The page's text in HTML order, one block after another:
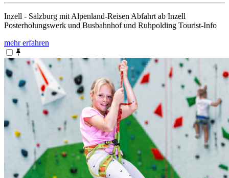
Inzell - Salzburg mit Alpenland-Reisen Abfahrt ab Inzell
Posterholungswerk und Busbahnhof und Ruhpolding Tourist-Info
mehr erfahren